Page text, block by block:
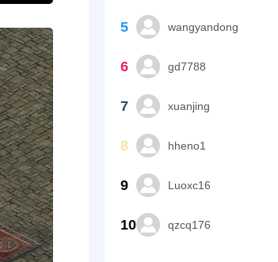
5 wangyandong
6 gd7788
7 xuanjing
8 hheno1
9 Luoxc16
10 qzcq176